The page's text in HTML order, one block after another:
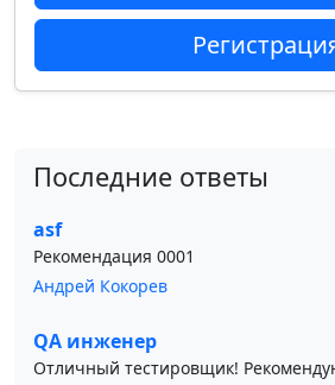
Последние ответы
asf
Рекомендация 0001
Андрей Кокорев
QA инженер
Отличный тестировщик!